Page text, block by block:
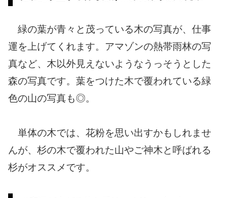
緑の葉が青々と茂っている木の写真が、仕事
運を上げてくれます。アマゾンの熱帯雨林の写
真など、木以外見えないようなうっそうとした
森の写真です。葉をつけた木で覆われている緑
色の山の写真も◎。
単体の木では、花粉を思い出すかもしれませ
んが、杉の木で覆われた山やご神木と呼ばれる
杉がオススメです。